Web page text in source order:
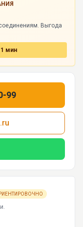
Выгода
1 мин
99